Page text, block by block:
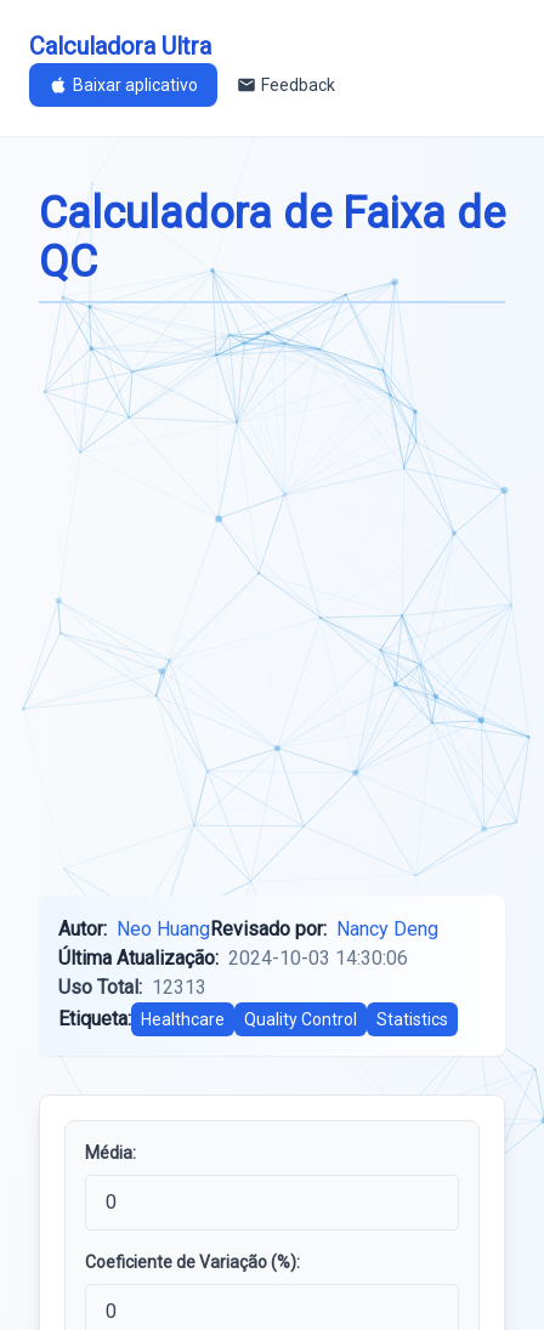
Calculadora Ultra
Baixar aplicativo Feedback
Calculadora de Faixa de
QC
Autor: Neo HuangRevisado por: Nancy Deng
Última Atualização: 2024-10-03 14:30:06
Uso Total: 12313
Etiqueta:
Healthcare Quality Control Statistics
Média:
Coeficiente de Variação (%):